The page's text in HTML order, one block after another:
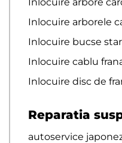
Inlocuire arborele
Inlocuire bucse
Inlocuire cablu
Inlocuire disc de
Reparatia
autoservice